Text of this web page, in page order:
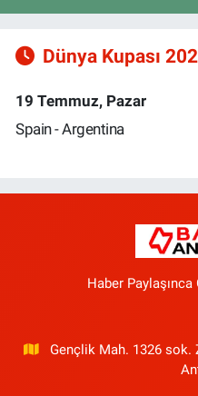
Dünya Kupası
19 Temmuz, Pazar
Spain - Argentina
Haber Paylaşınca
Gençlik Mah. 1326 sok.